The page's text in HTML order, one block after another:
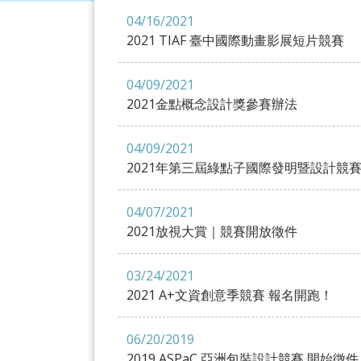
04/16/2021
2021 TIAF 臺中國際動畫影展短片競賽
04/09/2021
2021金點概念設計獎參賽辦法
04/09/2021
2021年第三屆綠點子國際發明暨設計競
04/07/2021
2021放視大賞｜競賽開放徵件
03/24/2021
2021 A+文資創意季競賽 報名開跑！
06/20/2019